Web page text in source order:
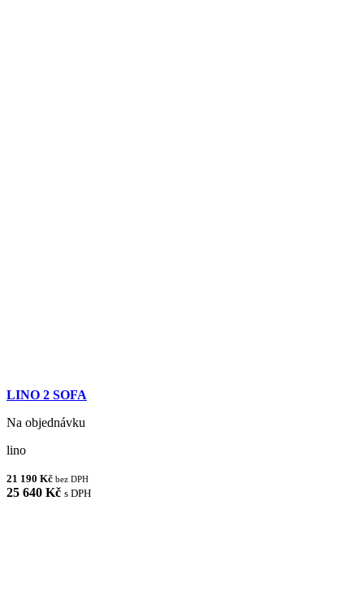
LINO 2 SOFA
Na objednávku
lino
21 190 Kč bez DPH
25 640 Kč s DPH